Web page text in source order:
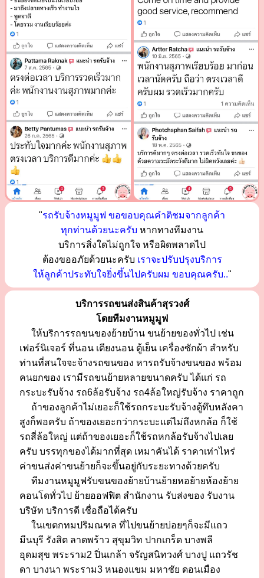
"รถรับจ้างหมูมูฟ ขอขอบคุณคำติชมจากลูกค้า
ทุกท่านด้วยนะครับ หากทางทีมงาน
บริการสิ่งใดไม่ถูกใจ หรือผิดพลาดไป
ต้องขออภัยด้วยนะครับ เราจะปรับปรุงบริการ
ให้ลูกค้าประทับใจยิ่งขึ้นไปครับผม ขอบคุณครับ.."
บริการรถขนส่งสินค้าสุรวงศ์
โดยทีมงานหมูมูฟ
ให้บริการรถขนของย้ายบ้าน ขนย้ายของทั่วไป เช่น
เฟอร์นิเจอร์ ที่นอน เตียงนอน ตู้เย็น เครื่องซักผ้า สำหรับ
ท่านที่สนใจจะจ้างรถขนของ หารถรับจ้างขนของ พร้อม
คนยกของ เรามีรถขนย้ายหลายขนาดครับ ได้แก่ รถ
กระบะรับจ้าง รถ6ล้อรับจ้าง รถ4ล้อใหญ่รับจ้าง ราคาถูก
ถ้าของลูกค้าไม่เยอะก็ใช้รถกระบะรับจ้างตู้ทึบหลังคา
สูงก็พอครับ ถ้าของเยอะกว่ากระบะแต่ไม่ถึงหกล้อ ก็ใช้
รถสี่ล้อใหญ่ แต่ถ้าของเยอะก็ใช้รถหกล้อรับจ้างไปเลย
ครับ บรรทุกของได้มากที่สุด เหมาคันได้ ราคาเท่าไหร่
ค่าขนส่งค่าขนย้ายก็จะขึ้นอยู่กับระยะทางด้วยครับ
ทีมงานหมูมูฟรับขนของย้ายบ้านย้ายหอย้ายห้องย้าย
คอนโดทั่วไป ย้ายออฟฟิต สำนักงาน รับส่งของ รับงาน
บริษัท บริการดี เชื่อถือได้ครับ
ในเขตกทมปริมณฑล ที่ไปขนย้ายบ่อยๆก็จะมีแถว
มีนบุรี รังสิต ลาดพร้าว สุขุมวิท ปากเกร็ด บางพลี
อุดมสุข พระราม2 ปิ่นเกล้า จรัญสนิทวงศ์ บางปู แถวรัช
ดา บางนา พระราม3 หนองแขม มหาชัย ดอนเมือง